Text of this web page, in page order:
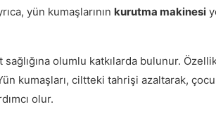
yün kumaşlarının kurutma makinesi
sağlığına olumlu katkılarda bulunur.
kumaşları, ciltteki tahrişi azaltarak,
olur.